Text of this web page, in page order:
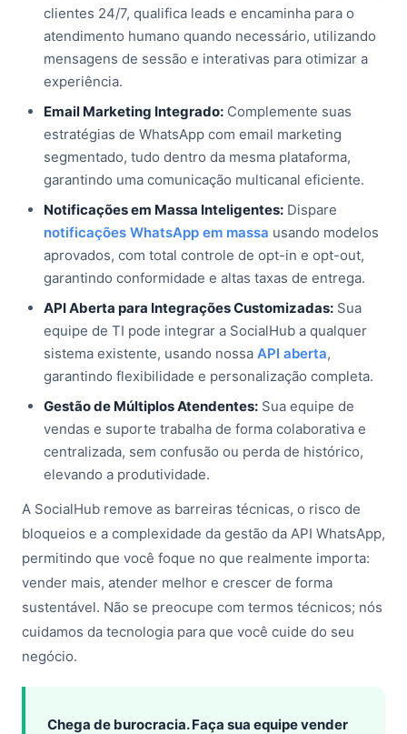
clientes 24/7, qualifica leads e encaminha para o
atendimento humano quando necessário, utilizando
mensagens de sessão e interativas para otimizar a
experiência.
Email Marketing Integrado: Complemente suas
estratégias de WhatsApp com email marketing
segmentado, tudo dentro da mesma plataforma,
garantindo uma comunicação multicanal eficiente.
Notificações em Massa Inteligentes: Dispare
notificações WhatsApp em massa usando modelos
aprovados, com total controle de opt-in e opt-out,
garantindo conformidade e altas taxas de entrega.
API Aberta para Integrações Customizadas: Sua
equipe de TI pode integrar a SocialHub a qualquer
sistema existente, usando nossa API aberta,
garantindo flexibilidade e personalização completa.
Gestão de Múltiplos Atendentes: Sua equipe de
vendas e suporte trabalha de forma colaborativa e
centralizada, sem confusão ou perda de histórico,
elevando a produtividade.
A SocialHub remove as barreiras técnicas, o risco de
bloqueios e a complexidade da gestão da API WhatsApp,
permitindo que você foque no que realmente importa:
vender mais, atender melhor e crescer de forma
sustentável. Não se preocupe com termos técnicos; nós
cuidamos da tecnologia para que você cuide do seu
negócio.
Chega de burocracia. Faça sua equipe vender